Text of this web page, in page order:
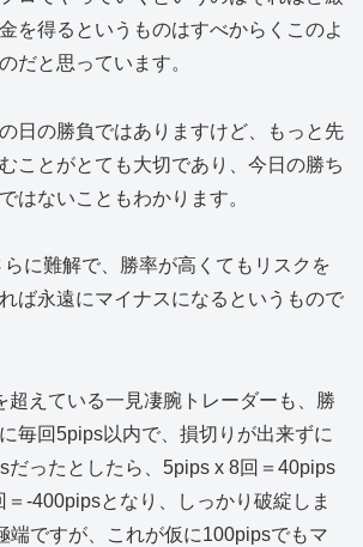
を得るというものはすべからくこのよ
だと思っています。
日の勝負ではありますけど、もっと先
ことがとても大切であり、今日の勝ち
はないこともわかります。
に難解で、勝率が高くてもリスクを
ば永遠にマイナスになるというもので
超えている一見凄腕トレーダーも、勝
毎回5pips以内で、損切りが出来ずに
だったとしたら、5pips x 8回＝40pips
-400pipsとなり、しっかり破綻しま
端ですが、これが仮に100pipsでもマ